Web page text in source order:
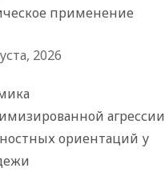
применение
2026
агрессии
ориентаций у